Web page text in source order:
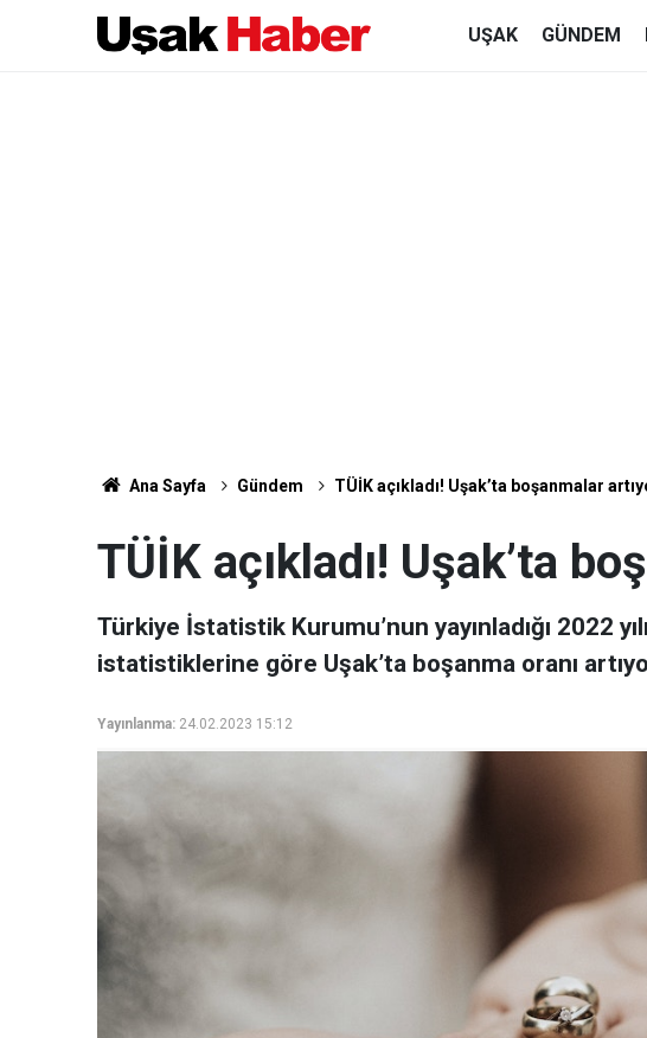
UŞAK GÜNDEM
Ana Sayfa Gündem TÜİK açıkladı! Uşak’ta boşanmalar
TÜİK açıkladı! Uşak’ta
Türkiye İstatistik Kurumu’nun yayınladığı 2022
istatistiklerine göre Uşak’ta boşanma oranı
Yayınlanma: 24.02.2023 15:12